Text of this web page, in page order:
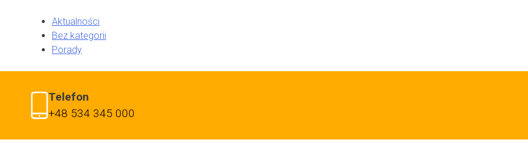
Aktualności
Bez kategorii
Porady
Telefon
+48 534 345 000